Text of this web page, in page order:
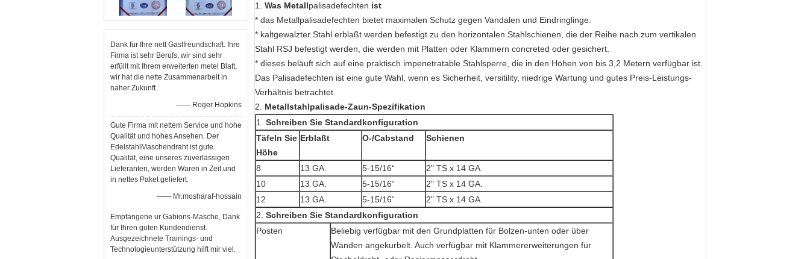
Dank für Ihre nett Gastfreundschaft. Ihre
Firma ist sehr Berufs, wir sind sehr
erfüllt mit Ihrem erweiterten metel Blatt,
wir hat die nette Zusammenarbeit in
naher Zukunft.
—— Roger Hopkins
Gute Firma mit nettem Service und hohe
Qualität und hohes Ansehen. Der
EdelstahlMaschendraht ist gute
Qualität, eine unseres zuverlässigen
Lieferanten, werden Waren in Zeit und
in nettes Paket geliefert.
—— Mr.mosharaf-hossain
Empfangene ur Gabions-Masche, Dank
für Ihren guten Kundendienst.
Ausgezeichnete Trainings- und
Technologieunterstützung hilft mir viel.
1. Was Metallpalisadefechten ist
* das Metallpalisadefechten bietet maximalen Schutz gegen Vandalen und Eindringlinge.
* kaltgewalzter Stahl erblaßt werden befestigt zu den horizontalen Stahlschienen, die der Reihe nach zum vertikalen
Stahl RSJ befestigt werden, die werden mit Platten oder Klammern concreted oder gesichert.
* dieses beläuft sich auf eine praktisch impenetratable Stahlsperre, die in den Höhen von bis 3,2 Metern verfügbar ist.
Das Palisadefechten ist eine gute Wahl, wenn es Sicherheit, versitility, niedrige Wartung und gutes Preis-Leistungs-
Verhältnis betrachtet.
2. Metallstahlpalisade-Zaun-Spezifikation
1. Schreiben Sie Standardkonfiguration
Täfeln Sie
Höhe
Erblaßt O-/Cabstand Schienen
8 13 GA. 5-15/16“
2" TS x 14 GA.
10
13 GA. 5-15/16“
2" TS x 14 GA.
12
13 GA. 5-15/16“
2" TS x 14 GA.
2. Schreiben Sie Standardkonfiguration
Posten
Beliebig verfügbar mit den Grundplatten für Bolzen-unten oder über
Wänden angekurbelt. Auch verfügbar mit Klammererweiterungen für